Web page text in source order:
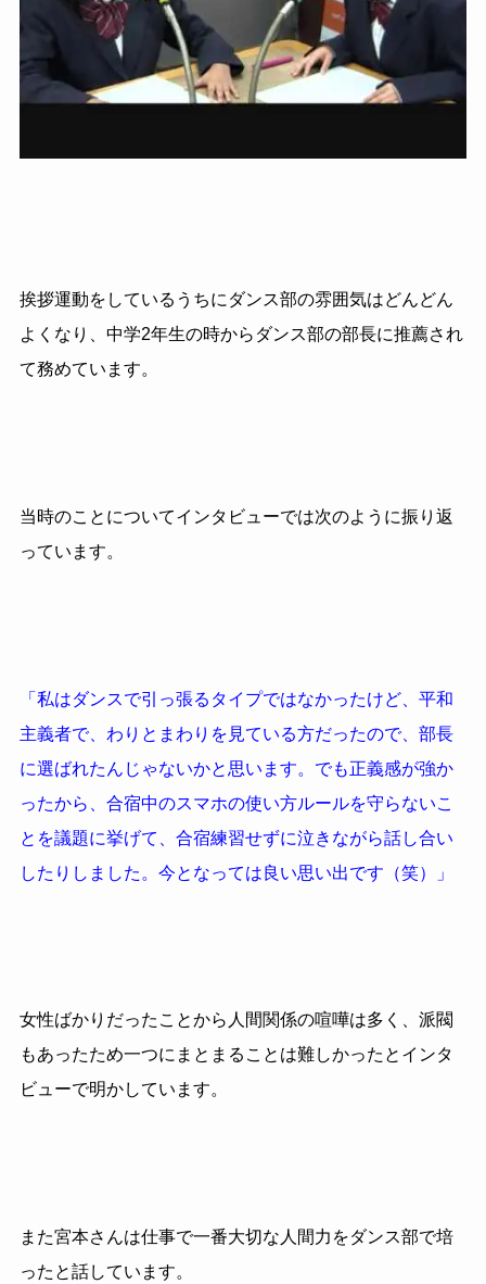
挨拶運動をしているうちにダンス部の雰囲気はどんどん
よくなり、中学2年生の時からダンス部の部長に推薦され
て務めています。
当時のことについてインタビューでは次のように振り返
っています。
「私はダンスで引っ張るタイプではなかったけど、平和
主義者で、わりとまわりを見ている方だったので、部長
に選ばれたんじゃないかと思います。でも正義感が強か
ったから、合宿中のスマホの使い方ルールを守らないこ
とを議題に挙げて、合宿練習せずに泣きながら話し合い
したりしました。今となっては良い思い出です（笑）」
女性ばかりだったことから人間関係の喧嘩は多く、派閥
もあったため一つにまとまることは難しかったとインタ
ビューで明かしています。
また宮本さんは仕事で一番大切な人間力をダンス部で培
ったと話しています。